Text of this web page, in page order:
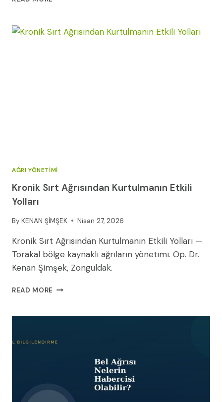
TANI
AĞRI YÖNETIMI
Kronik Sırt Ağrısından Kurtulmanın Etkili
Yolları
By KENAN ŞİMŞEK Nisan 27, 2026
Kronik Sırt Ağrısından Kurtulmanın Etkili Yolları —
Torakal bölge kaynaklı ağrıların yönetimi. Op. Dr.
Kenan Şimşek, Zonguldak.
READ MORE KRONIK
KURTULMANIN
YOLLARI